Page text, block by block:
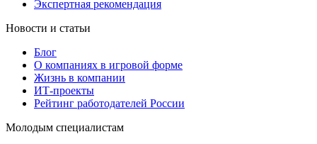
Экспертная рекомендация
Новости и статьи
Блог
О компаниях в игровой форме
Жизнь в компании
ИТ-проекты
Рейтинг работодателей России
Молодым специалистам